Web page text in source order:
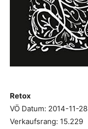
Retox
VÖ Datum: 2014-11-28
Verkaufsrang: 15.229